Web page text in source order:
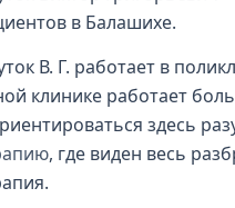
в Балашихе.
В. Г. работает в
клинике работает
здесь
, где виден весь